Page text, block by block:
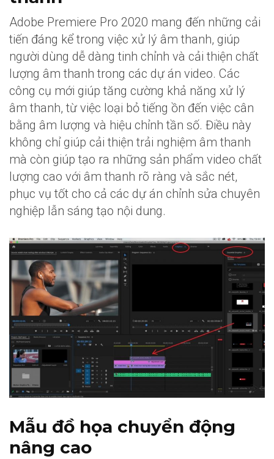
Adobe Premiere Pro 2020 mang đến những cải
tiến đáng kể trong việc xử lý âm thanh, giúp
người dùng dễ dàng tinh chỉnh và cải thiện chất
lượng âm thanh trong các dự án video. Các
công cụ mới giúp tăng cường khả năng xử lý
âm thanh, từ việc loại bỏ tiếng ồn đến việc cân
bằng âm lượng và hiệu chỉnh tần số. Điều này
không chỉ giúp cải thiện trải nghiệm âm thanh
mà còn giúp tạo ra những sản phẩm video chất
lượng cao với âm thanh rõ ràng và sắc nét,
phục vụ tốt cho cả các dự án chỉnh sửa chuyên
nghiệp lẫn sáng tạo nội dung.
Mẫu đồ họa chuyển động
nâng cao